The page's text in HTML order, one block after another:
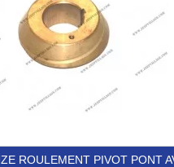
ROULEMENT PIVOT PONT